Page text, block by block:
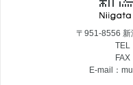
〒951-8556 新
TEL
E-mail：